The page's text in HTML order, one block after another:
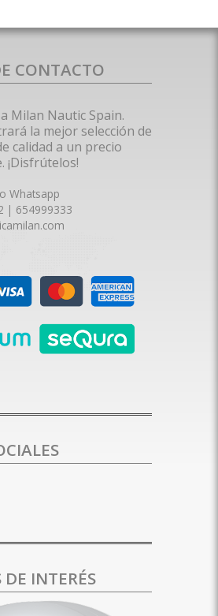
CONTACTO
Milan Nautic Spain.
la mejor selección de
calidad a un precio
¡Disfrútelos!
Whatsapp
| 654999333
DE INTERÉS